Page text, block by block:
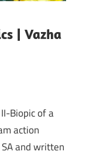
| Vazha
Biopic of a
action
and written